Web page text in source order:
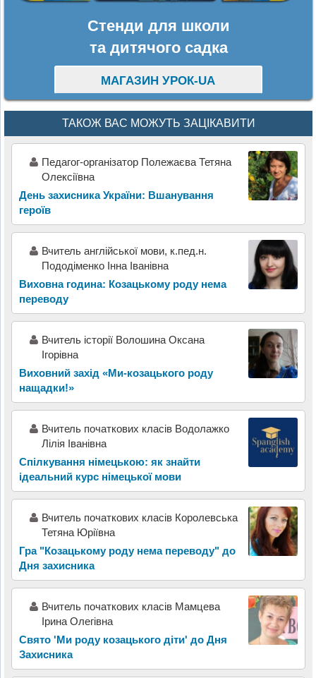
Стенди для школи
та дитячого садка
МАГАЗИН УРОК-UA
ТАКОЖ ВАС МОЖУТЬ ЗАЦІКАВИТИ
Педагог-організатор Полежаєва Тетяна
Олексіївна
День захисника України: Вшанування
героїв
Вчитель англійської мови, к.пед.н.
Пододіменко Інна Іванівна
Виховна година: Козацькому роду нема
переводу
Вчитель історії Волошина Оксана
Ігорівна
Виховний захід «Ми-козацького роду
нащадки!»
Вчитель початкових класів Водолажко
Лілія Іванівна
Спілкування німецькою: як знайти
ідеальний курс німецької мови
Вчитель початкових класів Королевська
Тетяна Юріївна
Гра "Козацькому роду нема переводу" до
Дня захисника
Вчитель початкових класів Мамцева
Ірина Олегівна
Свято 'Ми роду козацького діти' до Дня
Захисника